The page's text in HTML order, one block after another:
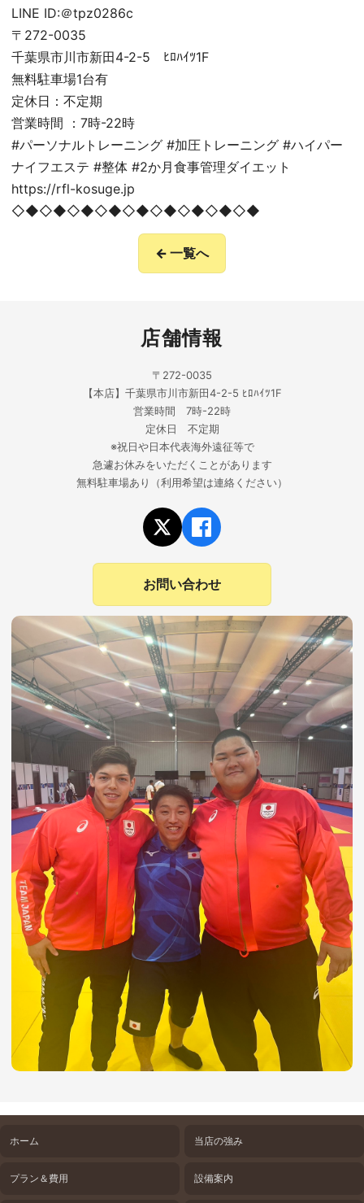
LINE ID:＠tpz0286c
〒272-0035
千葉県市川市新田4-2-5 ﾋﾛﾊｲﾂ1F
無料駐車場1台有
定休日：不定期
営業時間 ：7時-22時
#パーソナルトレーニング #加圧トレーニング #ハイパー
ナイフエステ #整体 #2か月食事管理ダイエット
https://rfl-kosuge.jp
◇◆◇◆◇◆◇◆◇◆◇◆◇◆◇◆◇◆
← 一覧へ
店舗情報
〒272-0035
【本店】千葉県市川市新田4-2-5 ﾋﾛﾊｲﾂ1F
営業時間 7時-22時
定休日 不定期
※祝日や日本代表海外遠征等で
急遽お休みをいただくことがあります
無料駐車場あり（利用希望は連絡ください）
お問い合わせ
ホーム 当店の強み
プラン＆費用 設備案内